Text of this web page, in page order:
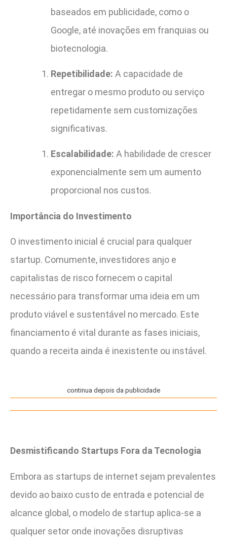
baseados em publicidade, como o
Google, até inovações em franquias ou
biotecnologia.
Repetibilidade: A capacidade de
entregar o mesmo produto ou serviço
repetidamente sem customizações
significativas.
Escalabilidade: A habilidade de crescer
exponencialmente sem um aumento
proporcional nos custos.
Importância do Investimento
O investimento inicial é crucial para qualquer
startup. Comumente, investidores anjo e
capitalistas de risco fornecem o capital
necessário para transformar uma ideia em um
produto viável e sustentável no mercado. Este
financiamento é vital durante as fases iniciais,
quando a receita ainda é inexistente ou instável.
continua depois da publicidade
Desmistificando Startups Fora da Tecnologia
Embora as startups de internet sejam prevalentes
devido ao baixo custo de entrada e potencial de
alcance global, o modelo de startup aplica-se a
qualquer setor onde inovações disruptivas